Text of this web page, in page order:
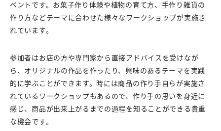
ベントです。お菓子作り体験や植物の育て方、手作り雑貨の
作り方などテーマに合わせた様々なワークショップが実施さ
れています。
参加者はお店の方や専門家から直接アドバイスを受けなが
ら、オリジナルの作品を作ったり、興味のあるテーマを実践
的に学ぶことができます。時には商品の作り手自らが実施さ
れているワークショップもあるので、作り手の思いを身近に
感じ、商品が出来上がるまでの過程を知ることができる貴重
な機会です。